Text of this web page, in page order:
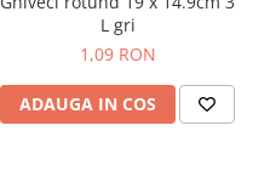
L gri
1,09 RON
ADAUGA IN COS